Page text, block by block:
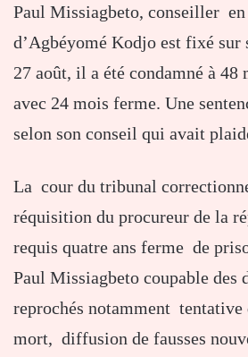
Paul Missiagbeto, conseiller
d’Agbéyomé Kodjo est fixé sur
27 août, il a été condamné à 48
avec 24 mois ferme. Une
selon son conseil qui avait
La cour du tribunal
réquisition du procureur de la
requis quatre ans ferme de
Paul Missiagbeto coupable des
reprochés notamment tentative
mort, diffusion de fausses